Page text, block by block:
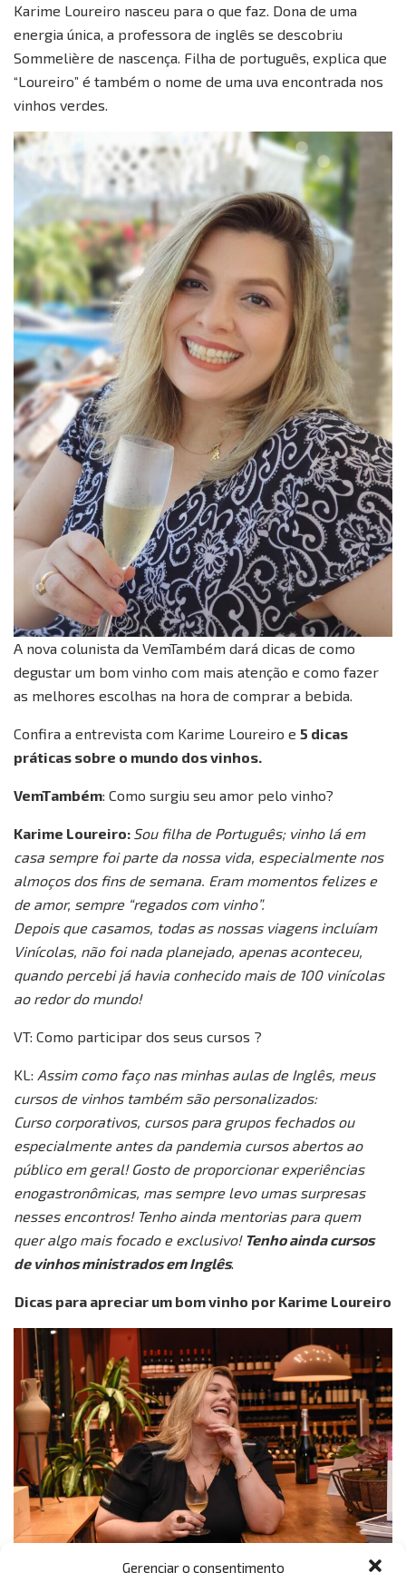
Gerenciar o consentimento
Karime Loureiro nasceu para o que faz. Dona de uma
energia única, a professora de inglês se descobriu
Sommelière de nascença. Filha de português, explica que
“Loureiro” é também o nome de uma uva encontrada nos
vinhos verdes.
A nova colunista da VemTambém dará dicas de como
degustar um bom vinho com mais atenção e como fazer
as melhores escolhas na hora de comprar a bebida.
Confira a entrevista com Karime Loureiro e 5 dicas
práticas sobre o mundo dos vinhos.
VemTambém: Como surgiu seu amor pelo vinho?
Karime Loureiro: Sou filha de Português; vinho lá em
casa sempre foi parte da nossa vida, especialmente nos
almoços dos fins de semana. Eram momentos felizes e
de amor, sempre “regados com vinho”.
Depois que casamos, todas as nossas viagens incluíam
Vinícolas, não foi nada planejado, apenas aconteceu,
quando percebi já havia conhecido mais de 100 vinícolas
ao redor do mundo!
VT: Como participar dos seus cursos ?
KL: Assim como faço nas minhas aulas de Inglês, meus
cursos de vinhos também são personalizados:
Curso corporativos, cursos para grupos fechados ou
especialmente antes da pandemia cursos abertos ao
público em geral! Gosto de proporcionar experiências
enogastronômicas, mas sempre levo umas surpresas
nesses encontros! Tenho ainda mentorias para quem
quer algo mais focado e exclusivo! Tenho ainda cursos
de vinhos ministrados em Inglês.
Dicas para apreciar um bom vinho por Karime Loureiro